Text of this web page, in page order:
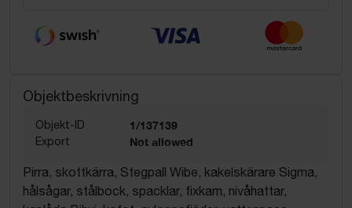
Objektbeskrivning
Objekt-ID 1/137139
Export Not allowed
Pirra, skottkärra, Stegpall Wibe, kakelskärare Sigma,
hålsågar, stålbock, spacklar, fixkam, nivåhattar,